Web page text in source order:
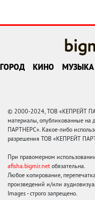
ГОРОД КИНО МУЗЫКА
© 2000-2024, ТОВ «КЕПРЕЙТ
материалы, опубликованные на
ПАРТНЕРС». Какое-либо
разрешения ТОВ «КЕПРЕЙТ
При правомерном
afisha.bigmir.net обязательна.
Любое копирование,
произведений и/или
Images - строго запрещено.